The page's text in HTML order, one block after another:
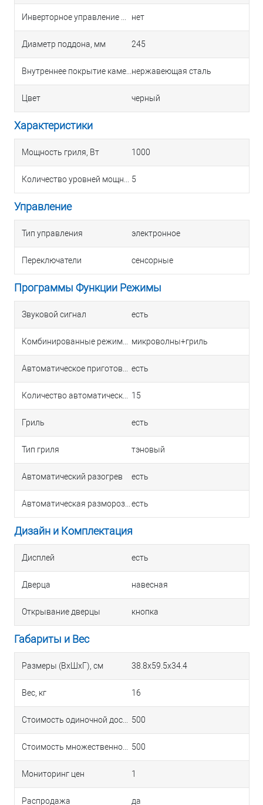
Инверторное управление мощностью нет
Диаметр поддона, мм 245
Внутреннее покрытие камерынержавеющая сталь
Цвет черный
Характеристики
Мощность гриля, Вт 1000
Количество уровней мощности 5
Управление
Тип управления электронное
Переключатели сенсорные
Программы Функции Режимы
Звуковой сигнал есть
Комбинированные режимы микроволны+гриль
Автоматическое приготовление есть
Количество автоматических программ 15
Гриль есть
Тип гриля тэновый
Автоматический разогрев есть
Автоматическая разморозкаесть
Дизайн и Комплектация
Дисплей есть
Дверца навесная
Открывание дверцы кнопка
Габариты и Вес
Размеры (ВхШхГ), см 38.8х59.5х34.4
Вес, кг 16
Стоимость одиночной доставки в Краснодаре 500
Стоимость множественной доставки в Краснодаре 500
Мониторинг цен 1
Распродажа да